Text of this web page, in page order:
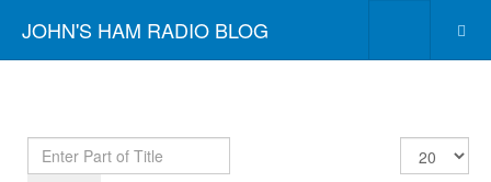
JOHN'S HAM RADIO BLOG
Enter
Part
Display
#